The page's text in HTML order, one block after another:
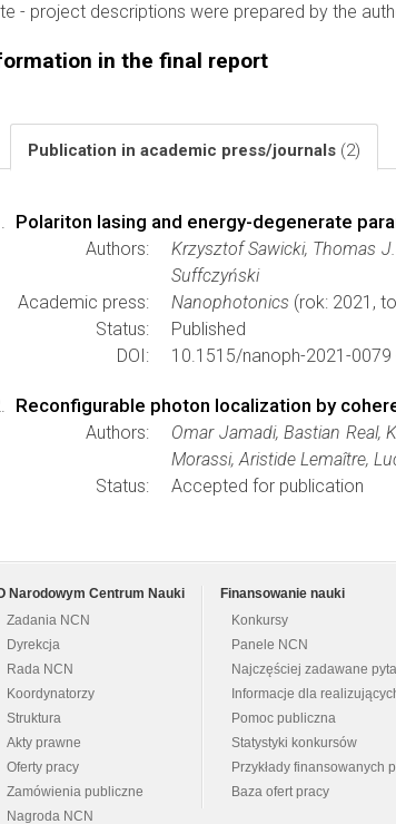
- project descriptions were prepared by the
in the final report
Publication in academic press/journals (2)
Polariton lasing and energy-degenerate
Authors:
Krzysztof Sawicki, Thomas
Suffczyński
Academic press:
Nanophotonics (rok: 2021,
Status:
Published
DOI:
10.1515/nanoph-2021-0079
Reconfigurable photon localization by
Authors:
Omar Jamadi, Bastian Real,
Morassi, Aristide Lemaître,
Status:
Accepted for publication
Narodowym Centrum Nauki
Zadania NCN
Dyrekcja
Rada NCN
Koordynatorzy
Struktura
Akty prawne
Oferty pracy
Zamówienia publiczne
Nagroda NCN
Finansowanie nauki
Konkursy
Panele NCN
Najczęściej zadawane
Informacje dla
Pomoc publiczna
Statystyki konkursów
Przykłady finansowanych
Baza ofert pracy